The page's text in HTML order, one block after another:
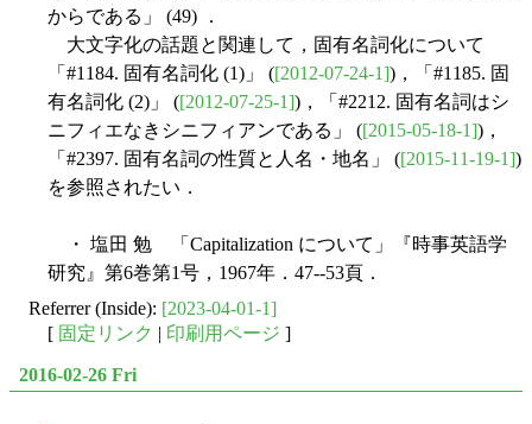
からである」 (49) ．
大文字化の話題と関連して，固有名詞化について
「#1184. 固有名詞化 (1)」 ([2012-07-24-1])，「#1185. 固
有名詞化 (2)」 ([2012-07-25-1])，「#2212. 固有名詞はシ
ニフィエなきシニフィアンである」 ([2015-05-18-1])，
「#2397. 固有名詞の性質と人名・地名」 ([2015-11-19-1])
を参照されたい．
・ 塩田 勉 「Capitalization について」『時事英語学
研究』第6巻第1号，1967年．47--53頁．
Referrer (Inside): [2023-04-01-1]
[ 固定リンク | 印刷用ページ ]
2016-02-26 Fri